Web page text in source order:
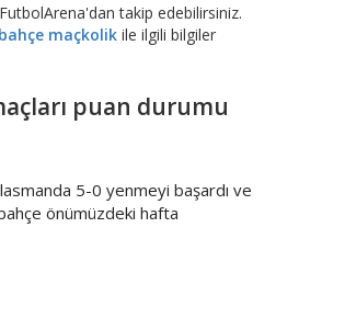
takip edebilirsiniz.
maçkolik ile ilgili bilgiler
puan durumu
5-0 yenmeyi başardı ve
önümüzdeki hafta